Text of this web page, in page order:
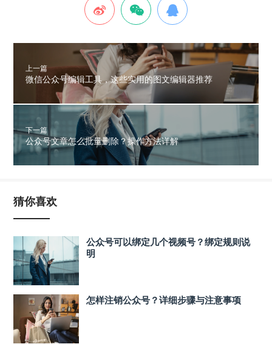
上一篇
微信公众号编辑工具，这些实用的图文编辑器推荐
下一篇
公众号文章怎么批量删除？操作方法详解
猜你喜欢
公众号可以绑定几个视频号？绑定规则说
明
怎样注销公众号？详细步骤与注意事项